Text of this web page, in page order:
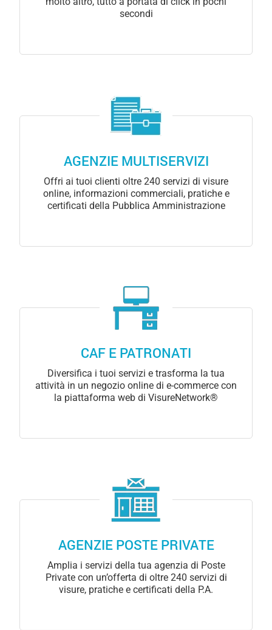
secondi
AGENZIE MULTISERVIZI
Offri ai tuoi clienti oltre 240 servizi di visure
online, informazioni commerciali, pratiche e
certificati della Pubblica Amministrazione
CAF E PATRONATI
Diversifica i tuoi servizi e trasforma la tua
attività in un negozio online di e-commerce con
la piattaforma web di VisureNetwork®
AGENZIE POSTE PRIVATE
Amplia i servizi della tua agenzia di Poste
Private con un’offerta di oltre 240 servizi di
visure, pratiche e certificati della P.A.